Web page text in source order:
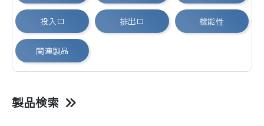
投入口 排出口 機能性
関連製品
製品検索